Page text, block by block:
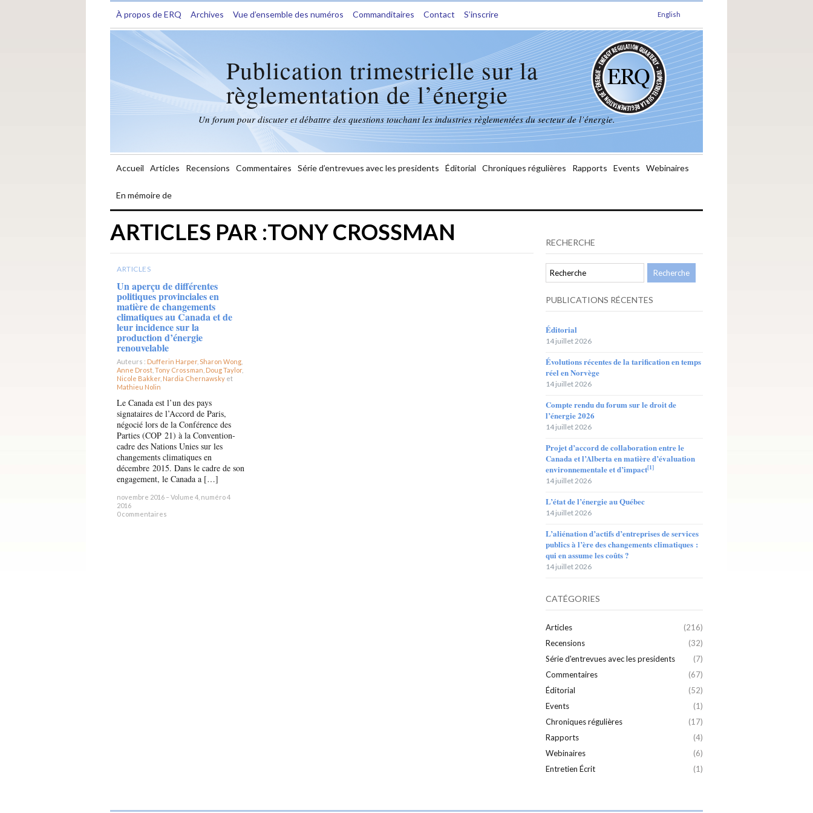
À propos de ERQ Archives Vue d’ensemble des numéros Commanditaires Contact S’inscrire English
Publication trimestrielle sur la
règlementation de l’énergie
Un forum pour discuter et débattre des questions touchant les industries règlementées du secteur de l’énergie.
Accueil Articles Recensions Commentaires Série d’entrevues avec les presidents Éditorial Chroniques régulières Rapports Events Webinaires
En mémoire de
ARTICLES PAR :TONY CROSSMAN
ARTICLES
Un aperçu de différentes
politiques provinciales en
matière de changements
climatiques au Canada et de
leur incidence sur la
production d’énergie
renouvelable
Auteurs : Dufferin Harper, Sharon Wong
Anne Drost Tony Crossman Doug Taylor,
Nicole Bakker, Nardia Chernawsky et
Mathieu Nolin
Le Canada est l’un des pays
signataires de l’Accord de Paris,
négocié lors de la Conférence des
Parties (COP 21) à la Convention-
cadre des Nations Unies sur les
changements climatiques en
décembre 2015. Dans le cadre de son
engagement, le Canada a […]
novembre 2016 – Volume 4, numéro 4
2016
0 commentaires
RECHERCHE
PUBLICATIONS RÉCENTES
Éditorial
14 juillet 2026
Évolutions récentes de la tarification en temps
réel en Norvège
14 juillet 2026
Compte rendu du forum sur le droit de
l’énergie 2026
14 juillet 2026
Projet d’accord de collaboration entre le
Canada et l’Alberta en matière d’évaluation
environnementale et d’impact[1]
14 juillet 2026
L’état de l’énergie au Québec
14 juillet 2026
L’aliénation d’actifs d’entreprises de services
publics à l’ère des changements climatiques :
qui en assume les coûts ?
14 juillet 2026
CATÉGORIES
Articles
(216)
Recensions
(32)
Série d'entrevues avec les presidents
(7)
Commentaires
(67)
Éditorial
(52)
Events
(1)
Chroniques régulières
(17)
Rapports
(4)
Webinaires
(6)
Entretien Écrit
(1)